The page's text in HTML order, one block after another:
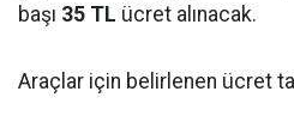
başı 35 TL ücret alınacak.
Araçlar için belirlenen ücret